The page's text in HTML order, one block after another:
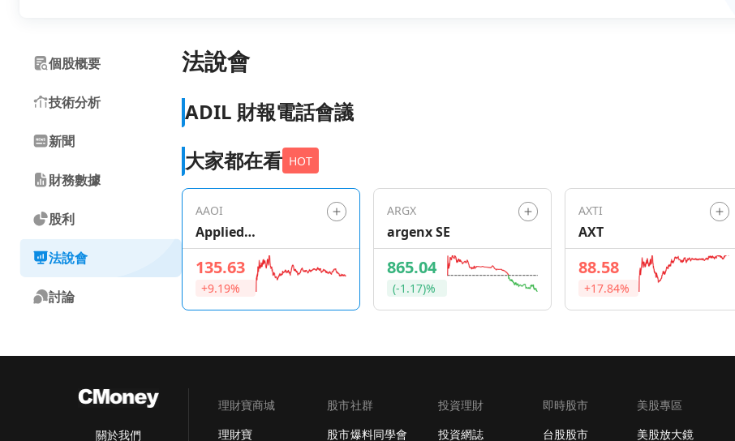
個股概要
技術分析
新聞
財務數據
股利
法說會
討論
法說會
ADIL 財報電話會議
大家都在看 HOT
AAOI
Applied
Optoelectronics
135.63
+9.19%
ARGX
argenx SE
865.04
(-1.17)%
AXTI
AXT
88.58
+17.84%
關於我們
理財寶商城
理財寶
股市社群
股市爆料同學會
投資理財
投資網誌
即時股市
台股股市
美股專區
美股放大鏡